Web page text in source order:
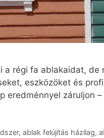
a régi fa ablakaidat,
eszközöket és
eredménnyel záruljon
, ablak felújítás házilag,